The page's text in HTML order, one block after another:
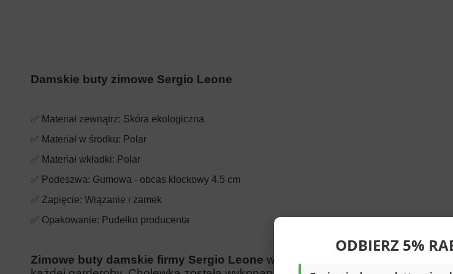
Damskie buty zimowe Sergio Leone
✅ Materiał zewnątrz: Skóra ekologiczna
✅ Materiał w środku: Polar
✅ Materiał wkładki: Polar
✅ Podeszwa: Gumowa - obcas klockowy 4.5 cm
✅ Zapięcie: Wiązanie i zamek
✅ Opakowanie: Pudełko producenta
Zimowe buty damskie firmy Sergio Leone w brązowym kolorze,
ODBIERZ 5%